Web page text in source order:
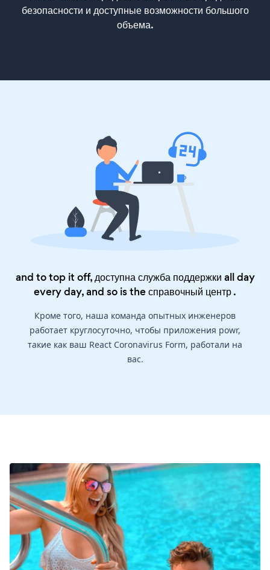
безопасности и доступные возможности большого
объема.
and to top it off, доступна служба поддержки all day
every day, and so is theсправочный центр.
Кроме того, наша команда опытных инженеров
работает круглосуточно, чтобы приложения powr,
такие как ваш React Coronavirus Form, работали на
вас.